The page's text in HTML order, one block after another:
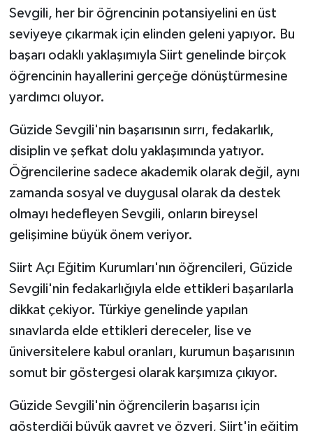
Sevgili, her bir öğrencinin potansiyelini en üst
seviyeye çıkarmak için elinden geleni yapıyor. Bu
başarı odaklı yaklaşımıyla Siirt genelinde birçok
öğrencinin hayallerini gerçeğe dönüştürmesine
yardımcı oluyor.
Güzide Sevgili'nin başarısının sırrı, fedakarlık,
disiplin ve şefkat dolu yaklaşımında yatıyor.
Öğrencilerine sadece akademik olarak değil, aynı
zamanda sosyal ve duygusal olarak da destek
olmayı hedefleyen Sevgili, onların bireysel
gelişimine büyük önem veriyor.
Siirt Açı Eğitim Kurumları'nın öğrencileri, Güzide
Sevgili'nin fedakarlığıyla elde ettikleri başarılarla
dikkat çekiyor. Türkiye genelinde yapılan
sınavlarda elde ettikleri dereceler, lise ve
üniversitelere kabul oranları, kurumun başarısının
somut bir göstergesi olarak karşımıza çıkıyor.
Güzide Sevgili'nin öğrencilerin başarısı için
gösterdiği büyük gayret ve özveri, Siirt'in eğitim